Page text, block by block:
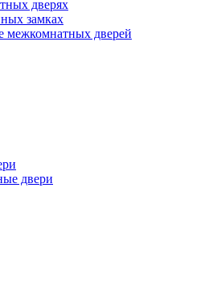
дверях
замках
межкомнатных дверей
двери